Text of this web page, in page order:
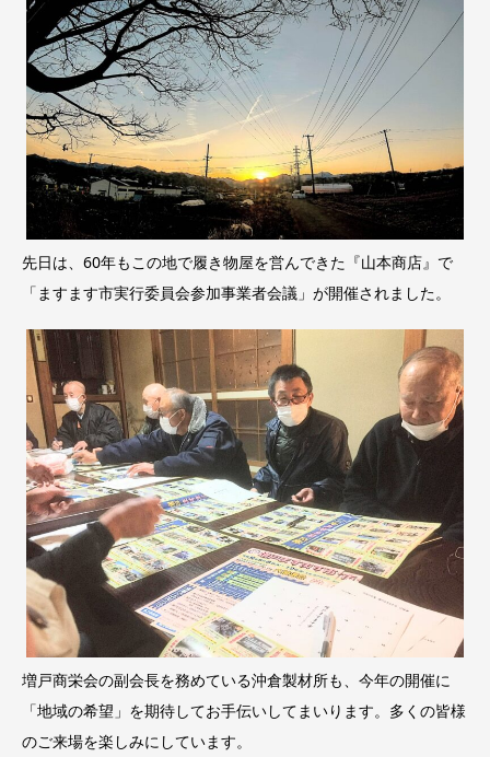
先日は、60年もこの地で履き物屋を営んできた『山本商店』で
「ますます市実行委員会参加事業者会議」が開催されました。
増戸商栄会の副会長を務めている沖倉製材所も、今年の開催に
「地域の希望」を期待してお手伝いしてまいります。多くの皆様
のご来場を楽しみにしています。